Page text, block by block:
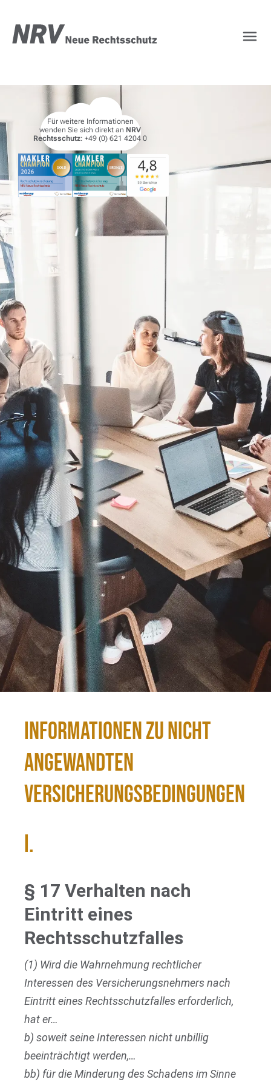
NRV Rechtsschutz –
Für weitere Informationen
wenden Sie sich direkt an NRV
Rechtsschutz: +49 (0) 621 4204 0
Informationen zu nicht
angewandten
Versicherungsbedingungen
I.
§ 17 Verhalten nach
Eintritt eines
Rechtsschutzfalles
(1) Wird die Wahrnehmung rechtlicher
Interessen des Versicherungsnehmers nach
Eintritt eines Rechtsschutzfalles erforderlich,
hat er…
b) soweit seine Interessen nicht unbillig
beeinträchtigt werden,…
bb) für die Minderung des Schadens im Sinne